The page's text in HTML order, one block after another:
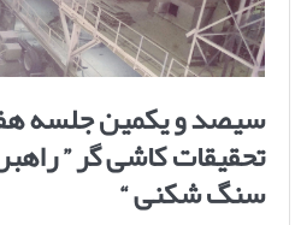
سیصد و یکمین جلسه
تحقیقات کاشی گر ”
سنگ شکنی “